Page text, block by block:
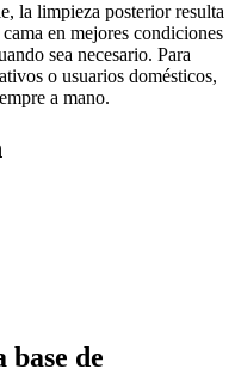
la limpieza posterior resulta
en mejores condiciones
sea necesario. Para
o usuarios domésticos,
a mano.
de